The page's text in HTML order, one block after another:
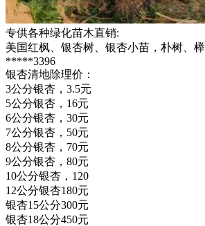
专供各种绿化苗木直销:
美国红枫、银杏树、银杏小苗，朴树、
*****3396
银杏清地除理价：
3公分银杏，3.5元
5公分银杏，16元
6公分银杏，30元
7公分银杏，50元
8公分银杏，70元
9公分银杏，80元
10公分银杏，120
12公分银杏180元
银杏15公分300元
银杏18公分450元